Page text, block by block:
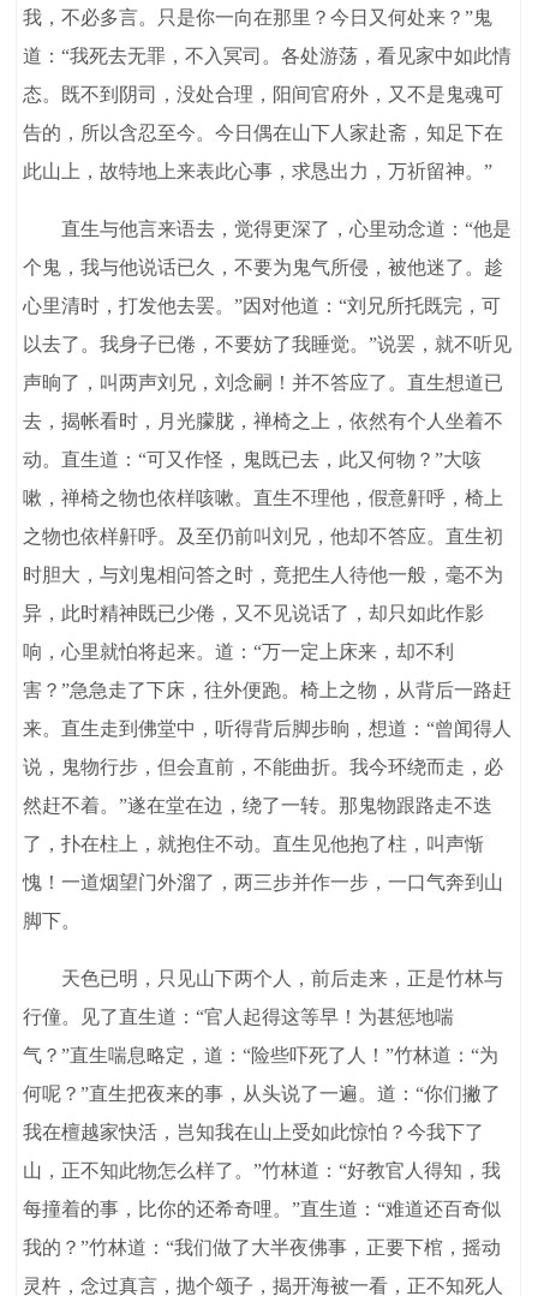
我，不必多言。只是你一向在那里？今日又何处来？”鬼
道：“我死去无罪，不入冥司。各处游荡，看见家中如此情
态。既不到阴司，没处合理，阳间官府外，又不是鬼魂可
告的，所以含忍至今。今日偶在山下人家赴斋，知足下在
此山上，故特地上来表此心事，求恳出力，万祈留神。”
直生与他言来语去，觉得更深了，心里动念道：“他是
个鬼，我与他说话已久，不要为鬼气所侵，被他迷了。趁
心里清时，打发他去罢。”因对他道：“刘兄所托既完，可
以去了。我身子已倦，不要妨了我睡觉。”说罢，就不听见
声晌了，叫两声刘兄，刘念嗣！并不答应了。直生想道已
去，揭帐看时，月光朦胧，禅椅之上，依然有个人坐着不
动。直生道：“可又作怪，鬼既已去，此又何物？”大咳
嗽，禅椅之物也依样咳嗽。直生不理他，假意鼾呼，椅上
之物也依样鼾呼。及至仍前叫刘兄，他却不答应。直生初
时胆大，与刘鬼相问答之时，竟把生人待他一般，毫不为
异，此时精神既已少倦，又不见说话了，却只如此作影
响，心里就怕将起来。道：“万一定上床来，却不利
害？”急急走了下床，往外便跑。椅上之物，从背后一路赶
来。直生走到佛堂中，听得背后脚步晌，想道：“曾闻得人
说，鬼物行步，但会直前，不能曲折。我今环绕而走，必
然赶不着。”遂在堂在边，绕了一转。那鬼物跟路走不迭
了，扑在柱上，就抱住不动。直生见他抱了柱，叫声惭
愧！一道烟望门外溜了，两三步并作一步，一口气奔到山
脚下。
天色已明，只见山下两个人，前后走来，正是竹林与
行僮。见了直生道：“官人起得这等早！为甚惩地喘
气？”直生喘息略定，道：“险些吓死了人！”竹林道：“为
何呢？”直生把夜来的事，从头说了一遍。道：“你们撇了
我在檀越家快活，岂知我在山上受如此惊怕？今我下了
山，正不知此物怎么样了。”竹林道：“好教官人得知，我
每撞着的事，比你的还希奇哩。”直生道：“难道还百奇似
我的？”竹林道：“我们做了大半夜佛事，正要下棺，摇动
灵杵，念过真言，抛个颂子，揭开海被一看，正不知死人